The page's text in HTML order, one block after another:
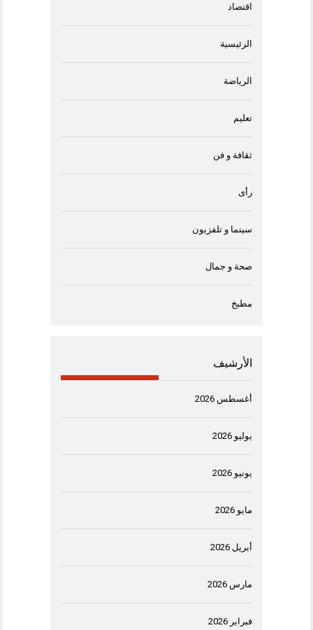
اقتصاد
الرئيسية
الرياضة
تعليم
ثقافة و فن
رأى
سينما و تلفزيون
صحة و جمال
مطبخ
الأرشيف
أغسطس 2026
يوليو 2026
يونيو 2026
مايو 2026
أبريل 2026
مارس 2026
فبراير 2026